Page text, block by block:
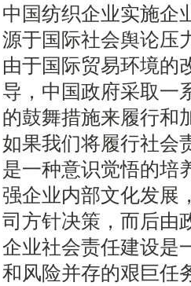
中国纺织企业实施企
源于国际社会舆论压
由于国际贸易环境的
导，中国政府采取一
的鼓舞措施来履行和
如果我们将履行社会
是一种意识觉悟的培
强企业内部文化发展
司方针决策，而后由
企业社会责任建设是
和风险并存的艰巨任